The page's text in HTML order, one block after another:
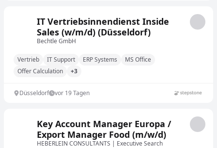
IT Vertriebsinnendienst Inside
Sales (w/m/d) (Düsseldorf)
Bechtle GmbH
Vertrieb IT Support ERP Systems
MS Office
Offer Calculation
+3
Düsseldorf vor 19 Tagen
Key Account Manager Europa /
Export Manager Food (m/w/d)
HEBERLEIN CONSULTANTS | Executive Search